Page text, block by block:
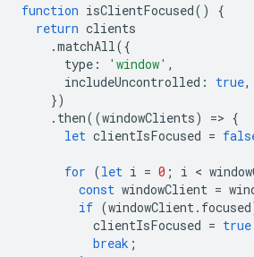
function isClientFocused()
{
return clients
.matchAll({
type : 'window' ,
includeUncontrolled : true,
})
. then((windowClients) => {
let clientIsFocused =
for (let i = 0 ; i <
const windowClient =
if (windowClient. focused
clientIsFocused = true
break ;